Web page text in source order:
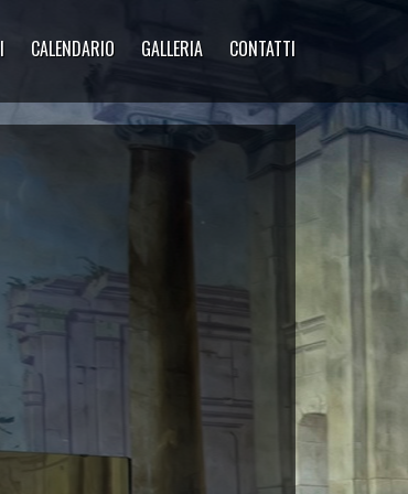
CALENDARIO GALLERIA CONTATTI